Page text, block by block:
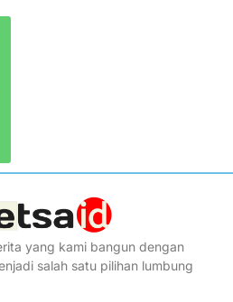
yang kami bangun dengan
salah satu pilihan lumbung